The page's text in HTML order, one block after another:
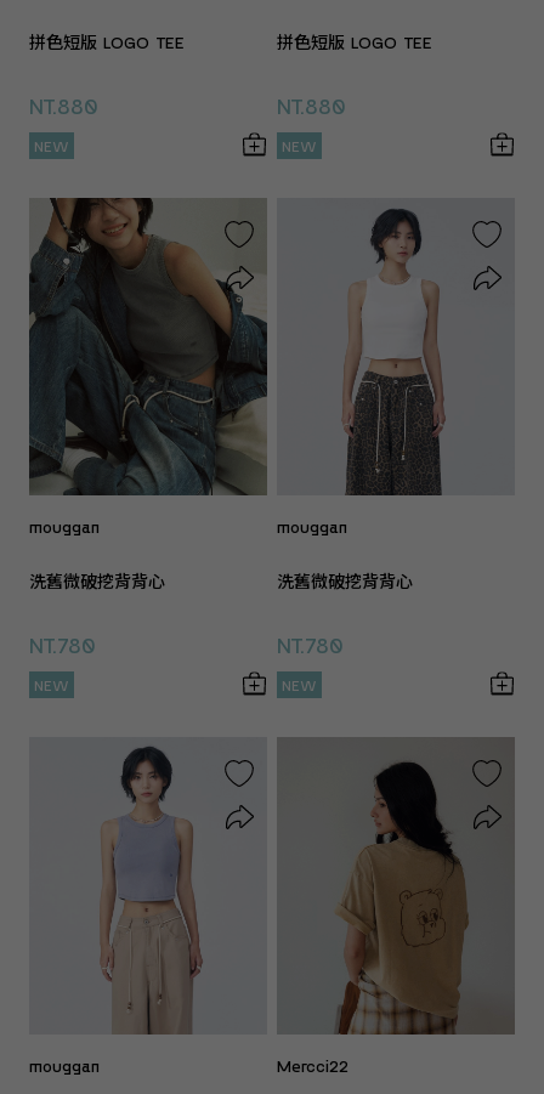
拼色短版 LOGO TEE
NT.880
NEW
拼色短版 LOGO TEE
NT.880
NEW
mouggan
洗舊微破挖背背心
NT.780
NEW
mouggan
洗舊微破挖背背心
NT.780
NEW
mouggan Mercci22